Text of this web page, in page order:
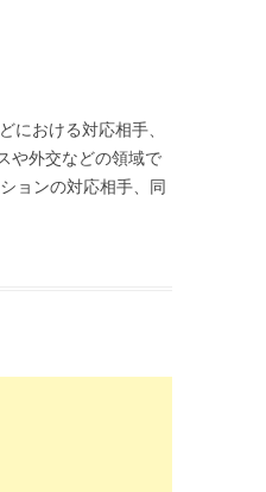
における対応相手、
や外交などの領域で
ョンの対応相手、同